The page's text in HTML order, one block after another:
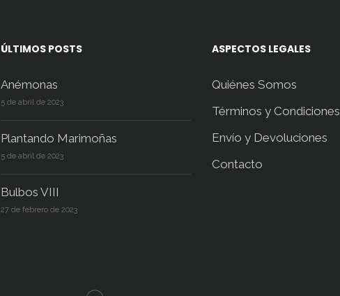
ÚLTIMOS POSTS
Anémonas
5 de abril de 2023
Plantando Marimoñas
5 de abril de 2023
Bulbos VIII
27 de febrero de 2023
ASPECTOS LEGALES
Quiénes Somos
Términos y Condiciones
Envío y Devoluciones
Contacto